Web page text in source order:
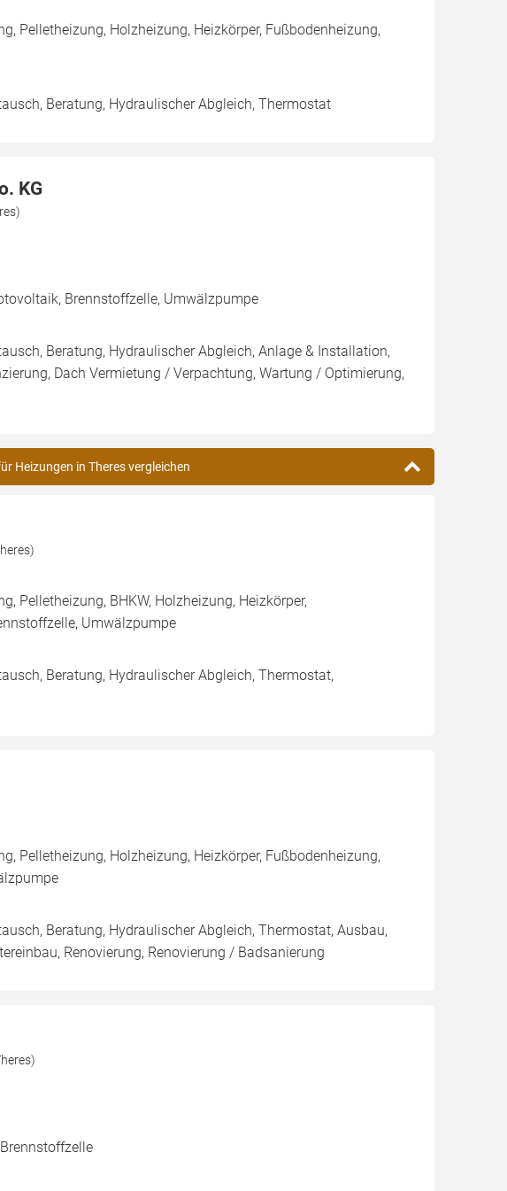
Pelletheizung, Holzheizung, Heizkörper, Fußbodenheizung,
Beratung, Hydraulischer Abgleich, Thermostat
KG
Brennstoffzelle, Umwälzpumpe
Beratung, Hydraulischer Abgleich, Anlage & Installation,
Dach Vermietung / Verpachtung, Wartung / Optimierung,
Heizungen in Theres vergleichen
Pelletheizung, BHKW, Holzheizung, Heizkörper,
Umwälzpumpe
Beratung, Hydraulischer Abgleich, Thermostat,
Pelletheizung, Holzheizung, Heizkörper, Fußbodenheizung,
Beratung, Hydraulischer Abgleich, Thermostat, Ausbau,
Renovierung, Renovierung / Badsanierung